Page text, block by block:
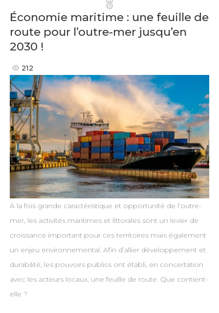
Pinterest
Économie maritime : une feuille de
route pour l’outre-mer jusqu’en
2030 !
212
À la fois grande caractéristique et opportunité de l’outre-
mer, les activités maritimes et littorales sont un levier de
croissance important pour ces territoires mais également
un enjeu environnemental. Afin d’allier développement et
durabilité, les pouvoirs publics ont établi, en concertation
avec les acteurs locaux, une feuille de route. Que contient-
elle ?